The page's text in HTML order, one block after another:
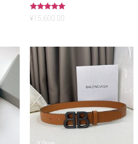
5段階中
5.00
¥15,600.00